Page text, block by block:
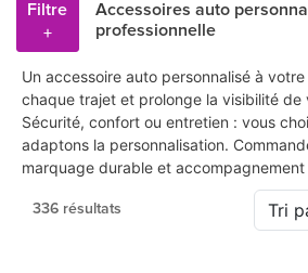
Filtre
+
Accessoires auto
professionnelle
Un accessoire auto personnalisé à
chaque trajet et prolonge la visibilité de
Sécurité, confort ou entretien : vous
adaptons la personnalisation.
marquage durable et accompagnement
336 résultats